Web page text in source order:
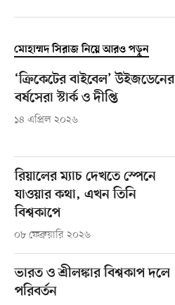
মোহাম্মদ সিরাজ নিয়ে আরও পড়ুন
‘ক্রিকেটের বাইবেল’ উইজডেনের
বর্ষসেরা স্টার্ক ও দীপ্তি
১৪ এপ্রিল ২০২৬
রিয়ালের ম্যাচ দেখতে স্পেনে
যাওয়ার কথা, এখন তিনি
বিশ্বকাপে
০৮ ফেব্রুয়ারি ২০২৬
ভারত ও শ্রীলঙ্কার বিশ্বকাপ দলে
পরিবর্তন